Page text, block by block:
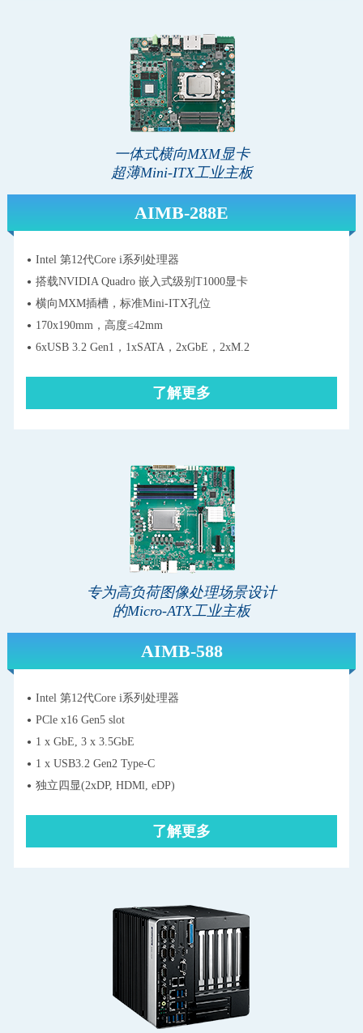
一体式横向MXM显卡
超薄Mini-ITX工业主板
AIMB-288E
Intel 第12代Core i系列处理器
搭载NVIDIA Quadro 嵌入式级别T1000显卡
横向MXM插槽，标准Mini-ITX孔位
170x190mm，高度≤42mm
6xUSB 3.2 Gen1，1xSATA，2xGbE，2xM.2
了解更多
专为高负荷图像处理场景设计
的Micro-ATX工业主板
AIMB-588
Intel 第12代Core i系列处理器
PCle x16 Gen5 slot
1 x GbE, 3 x 3.5GbE
1 x USB3.2 Gen2 Type-C
独立四显(2xDP, HDMl, eDP)
了解更多